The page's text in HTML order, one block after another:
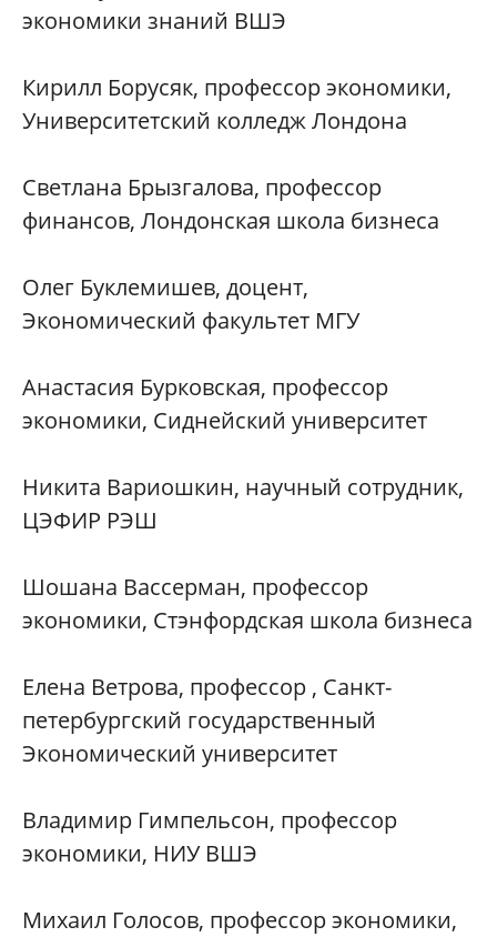
экономики знаний ВШЭ
Кирилл Борусяк, профессор экономики,
Университетский колледж Лондона
Светлана Брызгалова, профессор
финансов, Лондонская школа бизнеса
Олег Буклемишев, доцент,
Экономический факультет МГУ
Анастасия Бурковская, профессор
экономики, Сиднейский университет
Никита Вариошкин, научный сотрудник,
ЦЭФИР РЭШ
Шошана Вассерман, профессор
экономики, Стэнфордская школа бизнеса
Елена Ветрова, профессор , Санкт-
петербургский государственный
Экономический университет
Владимир Гимпельсон, профессор
экономики, НИУ ВШЭ
Михаил Голосов, профессор экономики,